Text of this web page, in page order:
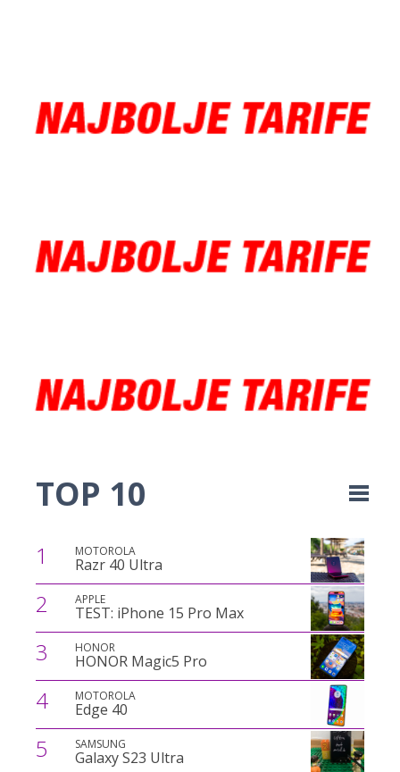
TOP 10
1 MOTOROLA
Razr 40 Ultra
2 APPLE
TEST: iPhone 15 Pro Max
3 HONOR
HONOR Magic5 Pro
4 MOTOROLA
Edge 40
5 SAMSUNG
Galaxy S23 Ultra